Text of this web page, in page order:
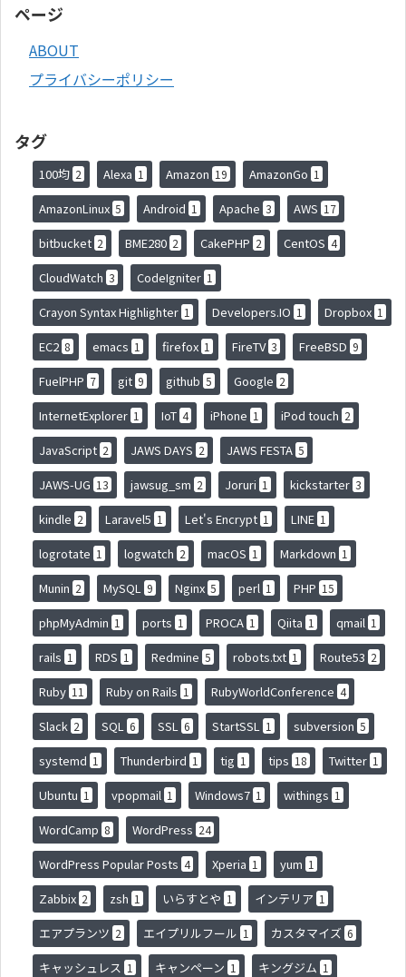
ページ
ABOUT
プライバシーポリシー
タグ
100均 2 Alexa 1 Amazon 19 AmazonGo 1
AmazonLinux 5 Android 1 Apache 3 AWS 17
bitbucket 2 BME280 2 CakePHP 2 CentOS 4
CloudWatch 3 CodeIgniter 1
Crayon Syntax Highlighter 1 Developers.IO 1 Dropbox 1
EC2 8 emacs 1 firefox 1 FireTV 3 FreeBSD 9
FuelPHP 7 git 9 github 5 Google 2
InternetExplorer 1 IoT 4 iPhone 1 iPod touch 2
JavaScript 2 JAWS DAYS 2 JAWS FESTA 5
JAWS-UG 13 jawsug_sm 2 Joruri 1 kickstarter 3
kindle 2 Laravel5 1 Let's Encrypt 1 LINE 1
logrotate 1 logwatch 2 macOS 1 Markdown 1
Munin 2 MySQL 9 Nginx 5 perl 1 PHP 15
phpMyAdmin 1 ports 1 PROCA 1 Qiita 1 qmail 1
rails 1 RDS 1 Redmine 5 robots.txt 1 Route53 2
Ruby 11 Ruby on Rails 1 RubyWorldConference 4
Slack 2 SQL 6 SSL 6 StartSSL 1 subversion 5
systemd 1 Thunderbird 1 tig 1 tips 18 Twitter 1
Ubuntu 1 vpopmail 1 Windows7 1 withings 1
WordCamp 8 WordPress 24
WordPress Popular Posts 4 Xperia 1 yum 1
Zabbix 2 zsh 1 いらすとや 1 インテリア 1
エアプランツ 2 エイプリルフール 1 カスタマイズ 6
キャッシュレス 1 キャンペーン 1 キングジム 1